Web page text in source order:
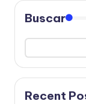
Buscar
Recent